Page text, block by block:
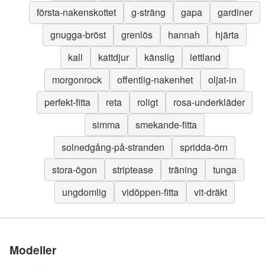
första-nakenskottet
g-sträng gapa
gardiner
gnugga-bröst
grenlös hannah
hjärta
kall
kattdjur känslig
lettland
morgonrock
offentlig-nakenhet
oljat-in
perfekt-fitta
reta roligt
rosa-underkläder
simma
smekande-fitta
solnedgång-på-stranden
spridda-örn
stora-ögon
striptease träning
tunga
ungdomlig
vidöppen-fitta vit-dräkt
Modeller